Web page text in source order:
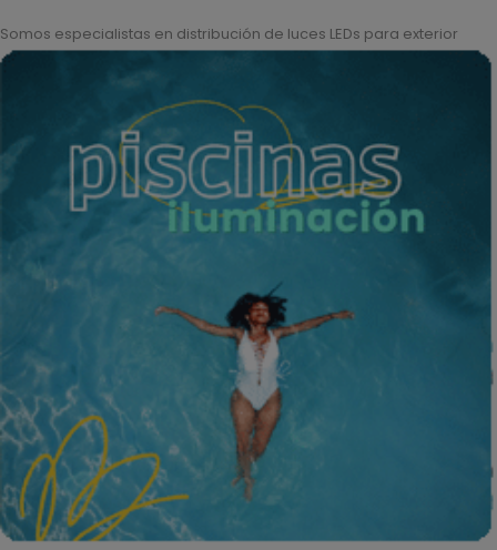
Somos especialistas en distribución de luces LEDs para exterior